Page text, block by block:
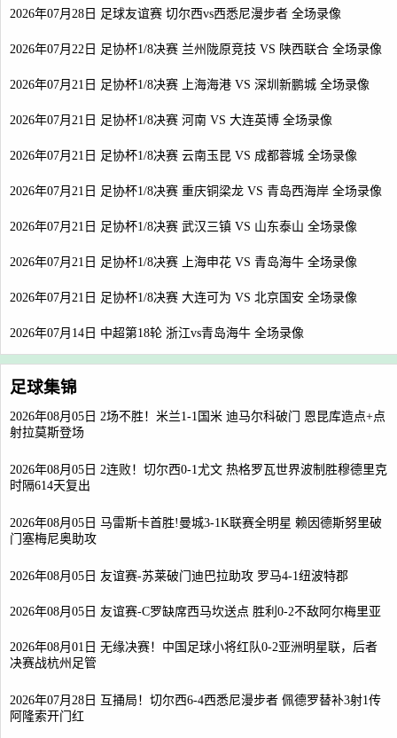
2026年07月28日 足球友谊赛 切尔西vs西悉尼漫步者 全场录像
2026年07月22日 足协杯1/8决赛 兰州陇原竞技 VS 陕西联合 全场录像
2026年07月21日 足协杯1/8决赛 上海海港 VS 深圳新鹏城 全场录像
2026年07月21日 足协杯1/8决赛 河南 VS 大连英博 全场录像
2026年07月21日 足协杯1/8决赛 云南玉昆 VS 成都蓉城 全场录像
2026年07月21日 足协杯1/8决赛 重庆铜梁龙 VS 青岛西海岸 全场录像
2026年07月21日 足协杯1/8决赛 武汉三镇 VS 山东泰山 全场录像
2026年07月21日 足协杯1/8决赛 上海申花 VS 青岛海牛 全场录像
2026年07月21日 足协杯1/8决赛 大连可为 VS 北京国安 全场录像
2026年07月14日 中超第18轮 浙江vs青岛海牛 全场录像
足球集锦
2026年08月05日 2场不胜！米兰1-1国米 迪马尔科破门 恩昆库造点+点
射拉莫斯登场
2026年08月05日 2连败！切尔西0-1尤文 热格罗瓦世界波制胜穆德里克
时隔614天复出
2026年08月05日 马雷斯卡首胜!曼城3-1K联赛全明星 赖因德斯努里破
门塞梅尼奥助攻
2026年08月05日 友谊赛-苏莱破门迪巴拉助攻 罗马4-1纽波特郡
2026年08月05日 友谊赛-C罗缺席西马坎送点 胜利0-2不敌阿尔梅里亚
2026年08月01日 无缘决赛！中国足球小将红队0-2亚洲明星联，后者
决赛战杭州足管
2026年07月28日 互捅局！切尔西6-4西悉尼漫步者 佩德罗替补3射1传
阿隆索开门红